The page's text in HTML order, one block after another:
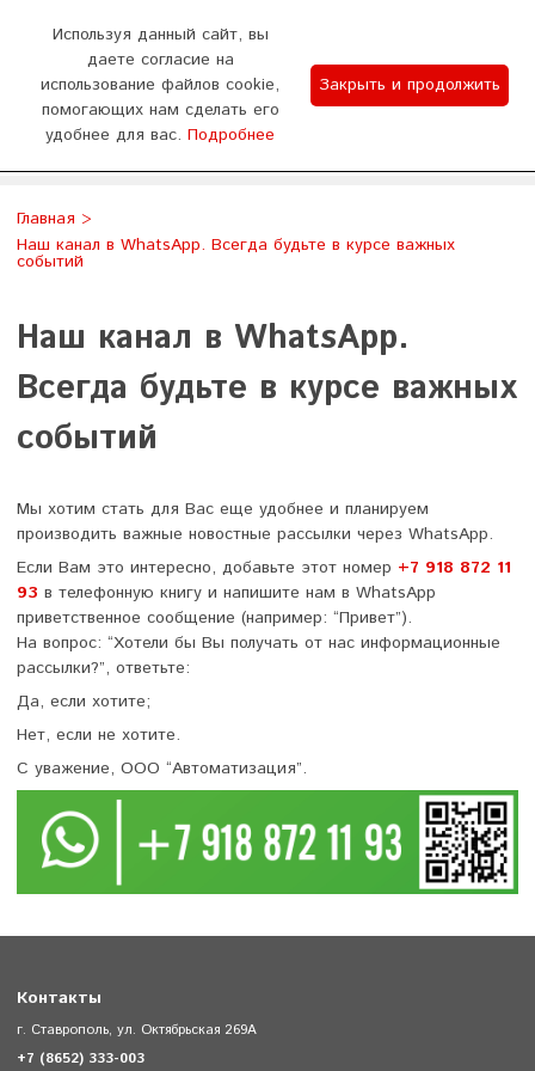
График работы
Отдел продаж 9:00-18:00 (пн - сб) Тех.поддержка
8:00-20:00 (без выходных)
WhatsApp
Главная
Наш канал в WhatsApp. Всегда будьте в курсе важных
событий
Наш канал в WhatsApp.
Всегда будьте в курсе важных
событий
Мы хотим стать для Вас еще удобнее и планируем
производить важные новостные рассылки через WhatsApp.
Если Вам это интересно, добавьте этот номер +7 918 872 11
93 в телефонную книгу и напишите нам в WhatsApp
приветственное сообщение (например: “Привет”).
На вопрос: “Хотели бы Вы получать от нас информационные
рассылки?”, ответьте:
Да, если хотите;
Нет, если не хотите.
С уважение, ООО “Автоматизация”.
Контакты
г. Ставрополь, ул. Октябрьская 269А
+7 (8652) 333-003
Используя данный сайт, вы
даете согласие на
использование файлов cookie,
помогающих нам сделать его
удобнее для вас. Подробнее
Закрыть и продолжить